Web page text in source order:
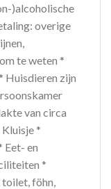
)alcoholische
overige
te weten *
Huisdieren zijn
van circa
*
Eet- en
*
föhn,